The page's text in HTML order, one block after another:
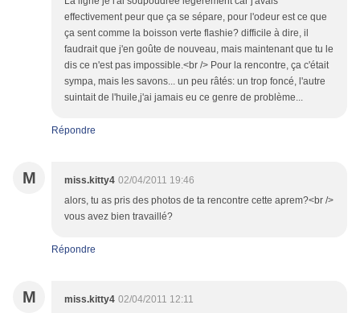
effectivement peur que ça se sépare, pour l'odeur est ce que
ça sent comme la boisson verte flashie? difficile à dire, il
faudrait que j'en goûte de nouveau, mais maintenant que tu le
dis ce n'est pas impossible.<br /> Pour la rencontre, ça c'était
sympa, mais les savons... un peu râtés: un trop foncé, l'autre
suintait de l'huile,j'ai jamais eu ce genre de problème...
Répondre
M miss.kitty4 02/04/2011 19:46
alors, tu as pris des photos de ta rencontre cette aprem?<br />
vous avez bien travaillé?
Répondre
M miss.kitty4 02/04/2011 12:11